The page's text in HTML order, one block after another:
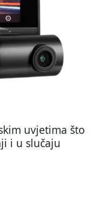
uvjetima što
i u slučaju